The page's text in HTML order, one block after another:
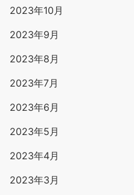
2023年10月
2023年9月
2023年8月
2023年7月
2023年6月
2023年5月
2023年4月
2023年3月